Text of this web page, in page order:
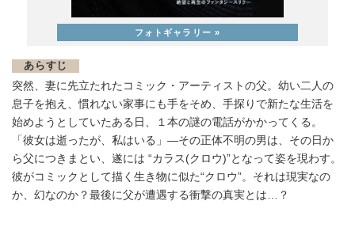
あらすじ
突然、妻に先立たれたコミック・アーティストの父。幼い二人の
息子を抱え、慣れない家事にも手をそめ、手探りで新たな生活を
始めようとしていたある日、１本の謎の電話がかかってくる。
「彼女は逝ったが、私はいる」―その正体不明の男は、その日か
ら父につきまとい、遂には “カラス(クロウ)”となって姿を現わす。
彼がコミックとして描く生き物に似た“クロウ”。それは現実なの
か、幻なのか？最後に父が遭遇する衝撃の真実とは…？